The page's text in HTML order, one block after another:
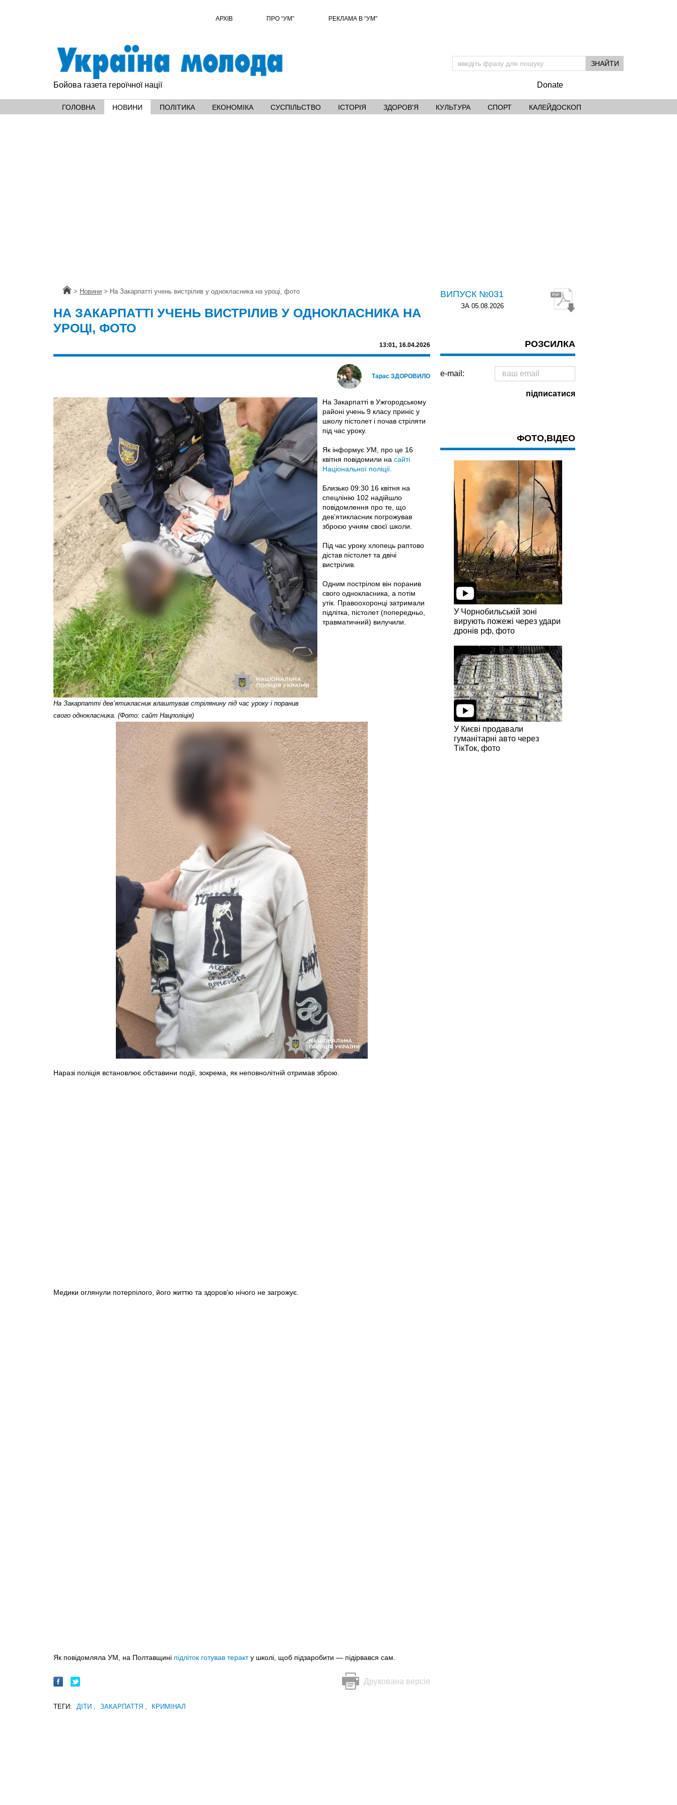
АРХІВ ПРО “УМ” РЕКЛАМА В “УМ"
Бойова газета героїчної нації Donate
ГОЛОВНА НОВИНИ ПОЛІТИКА ЕКОНОМІКА СУСПІЛЬСТВО ІСТОРІЯ ЗДОРОВ'Я КУЛЬТУРА СПОРТ КАЛЕЙДОСКОП
Головна
> Новини > На Закарпатті учень вистрілив у однокласника на уроці, фото
НА ЗАКАРПАТТІ УЧЕНЬ ВИСТРІЛИВ У ОДНОКЛАСНИКА НА
УРОЦІ, ФОТО
13:01, 16.04.2026
Тарас ЗДОРОВИЛО
На Закарпатті девʼятикласник влаштував стрілянину під час уроку і поранив
свого однокласника. (Фото: сайт Нацполіція)
На Закарпатті в Ужгородському
районі учень 9 класу приніс у
школу пістолет і почав стріляти
під час уроку.
Як інформує УМ, про це 16
квітня повідомили на сайті
Національної поліції.
Близько 09:30 16 квітня на
спецлінію 102 надійшло
повідомлення про те, що
девʼятикласник погрожував
зброєю учням своєї школи.
Під час уроку хлопець раптово
дістав пістолет та двічі
вистрілив.
Одним пострілом він поранив
свого однокласника, а потім
утік. Правоохоронці затримали
підлітка, пістолет (попередньо,
травматичний) вилучили.
Наразі поліція встановлює обставини події, зокрема, як неповнолітній отримав зброю.
Медики оглянули потерпілого, його життю та здоровʼю нічого не загрожує.
Як повідомляла УМ, на Полтавщині підліток готував теракту школі, щоб підзаробити — підірвався сам.
Друкована версія
ТЕГИ: ДІТИ , ЗАКАРПАТТЯ , КРИМІНАЛ
ВИПУСК №031
ЗА 05.08.2026
РОЗСИЛКА
e-mail:
ФОТО,ВІДЕО
У Чорнобильській зоні
вирують пожежі через удари
дронів рф, фото
У Києві продавали
гуманітарні авто через
ТікТок, фото